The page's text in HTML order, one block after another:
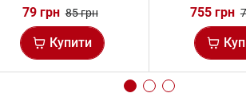
79 грн 85 грн
Купити
755 грн